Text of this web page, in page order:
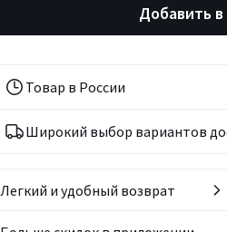
Добавить
Товар в России
Широкий выбор вариантов
Легкий и удобный возврат